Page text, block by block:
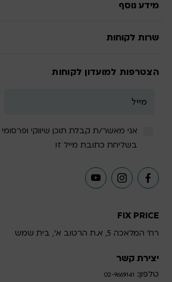
FIX PRICE
רח' המלאכה 5, א.ת הרטוב א', בית שמש
יצירת קשר
טלפון: 02-9669141
מידע נוסף
שרות לקוחות
הצטרפות למועדון לקוחות
אני מאשר/ת קבלת תוכן שיווקי ופרסומי
בשליחת כתובת מייל זו